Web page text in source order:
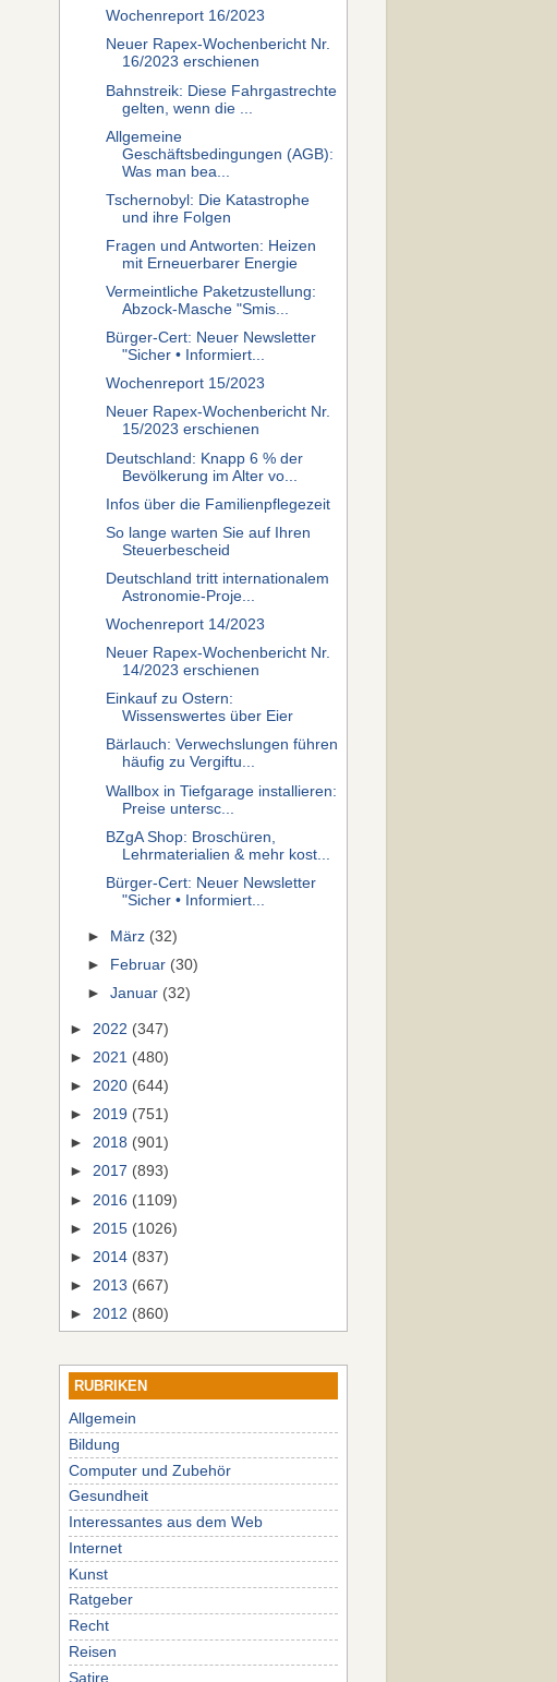
Wochenreport 16/2023
Neuer Rapex-Wochenbericht Nr.
16/2023 erschienen
Bahnstreik: Diese Fahrgastrechte
gelten, wenn die ...
Allgemeine
Geschäftsbedingungen (AGB):
Was man bea...
Tschernobyl: Die Katastrophe
und ihre Folgen
Fragen und Antworten: Heizen
mit Erneuerbarer Energie
Vermeintliche Paketzustellung:
Abzock-Masche "Smis...
Bürger-Cert: Neuer Newsletter
"Sicher • Informiert...
Wochenreport 15/2023
Neuer Rapex-Wochenbericht Nr.
15/2023 erschienen
Deutschland: Knapp 6 % der
Bevölkerung im Alter vo...
Infos über die Familienpflegezeit
So lange warten Sie auf Ihren
Steuerbescheid
Deutschland tritt internationalem
Astronomie-Proje...
Wochenreport 14/2023
Neuer Rapex-Wochenbericht Nr.
14/2023 erschienen
Einkauf zu Ostern:
Wissenswertes über Eier
Bärlauch: Verwechslungen führen
häufig zu Vergiftu...
Wallbox in Tiefgarage installieren:
Preise untersc...
BZgA Shop: Broschüren,
Lehrmaterialien & mehr kost...
Bürger-Cert: Neuer Newsletter
"Sicher • Informiert...
► März (32)
►
Februar (30)
►Januar (32)
► 2022 (347)
► 2021 (480)
► 2020 (644)
► 2019 (751)
► 2018 (901)
► 2017 (893)
► 2016 (1109)
► 2015 (1026)
► 2014 (837)
► 2013 (667)
► 2012 (860)
RUBRIKEN
Allgemein
Bildung
Computer und Zubehör
Gesundheit
Interessantes aus dem Web
Internet
Kunst
Ratgeber
Recht
Reisen
Satire